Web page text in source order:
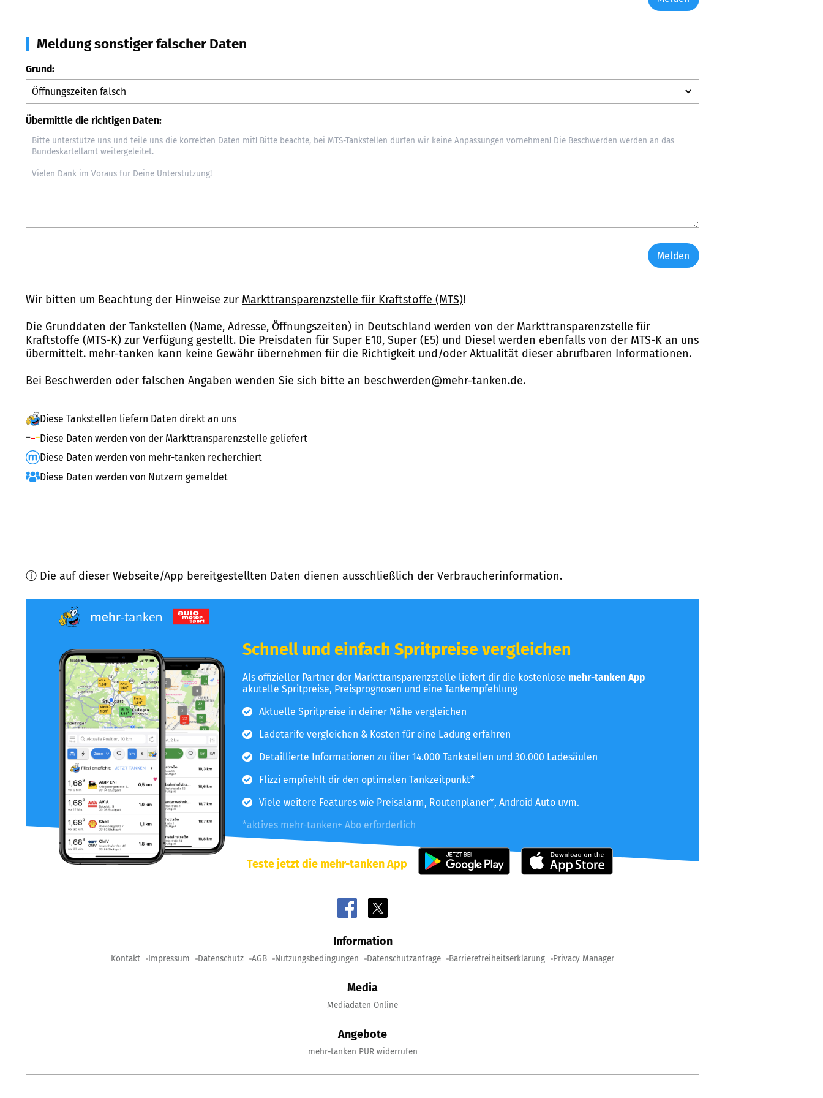
Meldung sonstiger falscher Daten
Grund:
Übermittle die richtigen Daten:
Melden
Wir bitten um Beachtung der Hinweise zur Markttransparenzstelle für Kraftstoffe (MTS)!
Die Grunddaten der Tankstellen (Name, Adresse, Öffnungszeiten) in Deutschland werden von der Markttransparenzstelle für
Kraftstoffe (MTS-K) zur Verfügung gestellt. Die Preisdaten für Super E10, Super (E5) und Diesel werden ebenfalls von der MTS-K an uns
übermittelt. mehr-tanken kann keine Gewähr übernehmen für die Richtigkeit und/oder Aktualität dieser abrufbaren Informationen.
Bei Beschwerden oder falschen Angaben wenden Sie sich bitte an beschwerden@mehr-tanken.de.
Diese Tankstellen liefern Daten direkt an uns
Diese Daten werden von der Markttransparenzstelle geliefert
Diese Daten werden von mehr-tanken recherchiert
Diese Daten werden von Nutzern gemeldet
ⓘ Die auf dieser Webseite/App bereitgestellten Daten dienen ausschließlich der Verbraucherinformation.
Schnell und einfach Spritpreise vergleichen
Als offizieller Partner der Markttransparenzstelle liefert dir die kostenlose mehr-tanken App
akutelle Spritpreise, Preisprognosen und eine Tankempfehlung
Aktuelle Spritpreise in deiner Nähe vergleichen
Ladetarife vergleichen & Kosten für eine Ladung erfahren
Detaillierte Informationen zu über 14.000 Tankstellen und 30.000 Ladesäulen
Flizzi empfiehlt dir den optimalen Tankzeitpunkt*
Viele weitere Features wie Preisalarm, Routenplaner*, Android Auto uvm.
*aktives mehr-tanken+ Abo erforderlich
Teste jetzt die mehr-tanken App
Information
Kontakt Impressum Datenschutz AGB Nutzungsbedingungen Datenschutzanfrage Barrierefreiheitserklärung Privacy Manager
Media
Mediadaten Online
Angebote
mehr-tanken PUR widerrufen